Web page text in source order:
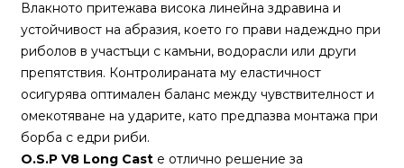
За
нас
Контакти
Поръчка
и
доставка
Влакното притежава висока линейна здравина и
устойчивост на абразия, което го прави надеждно при
риболов в участъци с камъни, водорасли или други
препятствия. Контролираната му еластичност
осигурява оптимален баланс между чувствителност и
омекотяване на ударите, като предпазва монтажа при
борба с едри риби.
O.S.P V8 Long Cast е отлично решение за